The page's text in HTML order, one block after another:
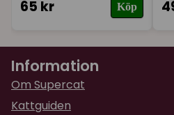
65 kr Köp
Information
Om Supercat
Kattguiden